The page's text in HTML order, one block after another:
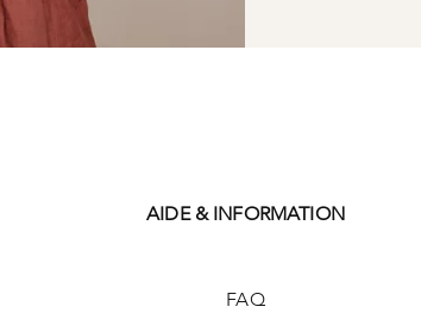
AIDE & INFORMATION
FAQ